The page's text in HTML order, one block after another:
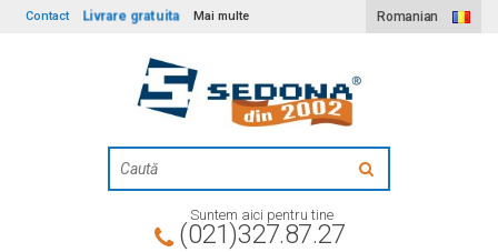
Contact Livrare gratuita Mai multe Romanian
Suntem aici pentru tine
(021)327.87.27